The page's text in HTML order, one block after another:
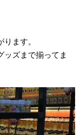
ます。
ッズまで揃ってま